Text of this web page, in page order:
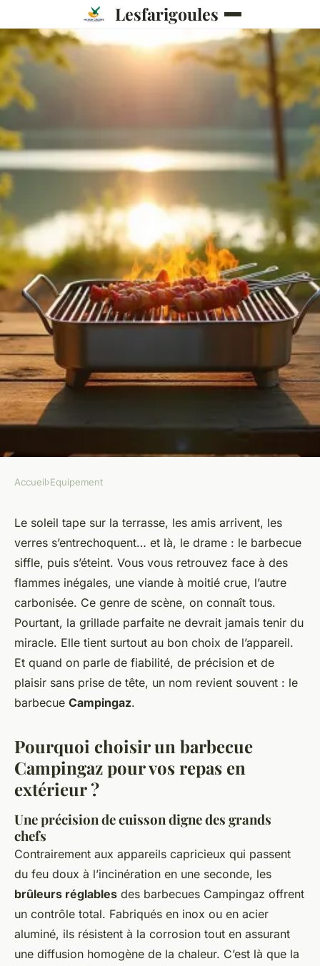
Lesfarigoules
EQUIPEMENT
Barbecue Campingaz :
performance et qualité pour
vos grillades
Jean-Guillaume• 10/05/2026 10:23• 9 min de lecture
Accueil›Equipement
Le soleil tape sur la terrasse, les amis arrivent, les
verres s’entrechoquent… et là, le drame : le barbecue
siffle, puis s’éteint. Vous vous retrouvez face à des
flammes inégales, une viande à moitié crue, l’autre
carbonisée. Ce genre de scène, on connaît tous.
Pourtant, la grillade parfaite ne devrait jamais tenir du
miracle. Elle tient surtout au bon choix de l’appareil.
Et quand on parle de fiabilité, de précision et de
plaisir sans prise de tête, un nom revient souvent : le
barbecue Campingaz.
Pourquoi choisir un barbecue
Campingaz pour vos repas en
extérieur ?
Une précision de cuisson digne des grands
chefs
Contrairement aux appareils capricieux qui passent
du feu doux à l’incinération en une seconde, les
brûleurs réglables des barbecues Campingaz offrent
un contrôle total. Fabriqués en inox ou en acier
aluminé, ils résistent à la corrosion tout en assurant
une diffusion homogène de la chaleur. C’est là que la